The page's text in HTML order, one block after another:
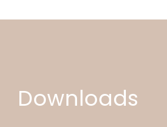
Downloads